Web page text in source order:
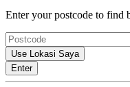
Enter your postcode to find
Use Lokasi Saya
Enter